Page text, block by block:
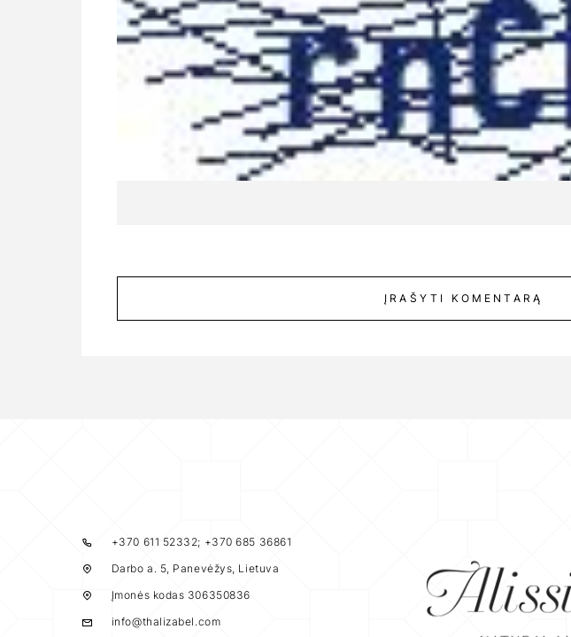
ĮRAŠYTI KOMENTARĄ
+370 611 52332; +370 685 36861
Darbo a. 5, Panevėžys, Lietuva
Įmonės kodas 306350836
info@thalizabel.com